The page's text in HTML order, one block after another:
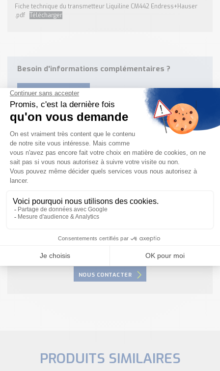
Fiche technique du transmetteur Liquiline CM442 Endress+Hauser
.pdf Télécharger
Besoin d'informations complémentaires ?
NOUS CONTACTER
Besoin d'aide pour choisir votre
produit ?
Nous sommes à votre disposition pour définir
NOUS CONTACTER
PRODUITS SIMILAIRES